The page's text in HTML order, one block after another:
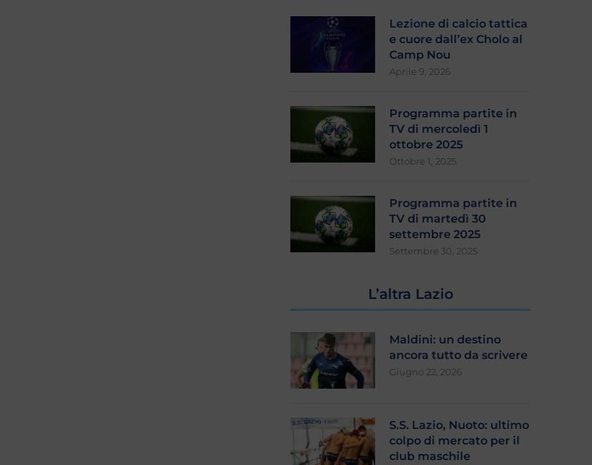
Lezione di calcio tattica
e cuore dall’ex Cholo al
Camp Nou
Aprile 9, 2026
Programma partite in
TV di mercoledì 1
ottobre 2025
Ottobre 1, 2025
Programma partite in
TV di martedì 30
settembre 2025
Settembre 30, 2025
L’altra Lazio
Maldini: un destino
ancora tutto da scrivere
Giugno 22, 2026
S.S. Lazio, Nuoto: ultimo
colpo di mercato per il
club maschile